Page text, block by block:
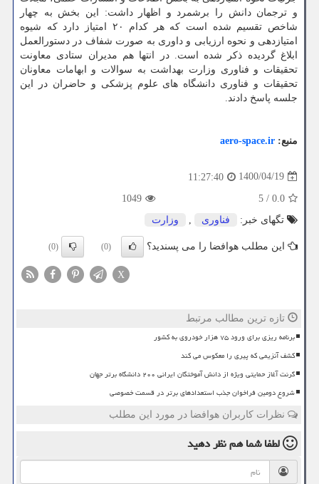
و ترجمان دانش را برشمرد و اظهار داشت: این بخش به چهار
شاخص تقسیم شده است که هر کدام ۲۰ امتیاز دارد که شیوه
امتیازدهی و نحوه ارزیابی و داوری به صورت شفاف در دستورالعمل
ابلاغ گردیده ذکر شده است. در انتها هم مدیران ستادی معاونت
تحقیقات و فناوری وزارت بهداشت به سوالات و ابهامات معاونان
تحقیقات و فناوری دانشگاه های علوم پزشکی و حاضران در این
جلسه پاسخ دادند.
منبع: aero-space.ir
1400/04/19
11:27:40
0.0
/
5
1049
تگهای خبر:
فناوری , وزارت
این مطلب هوافضا را می پسندید؟ (0)
(0)
X
تازه ترین مطالب مرتبط
برنامه ریزی برای ورود ۷۵ هزار خودروی به کشور
کشف آنزیمی که پیری را معکوس می کند
گرنت آغاز حمایتی ویژه از دانش آموختگان ایرانی ۲۰۰ دانشگاه برتر جهان
شروع دومین فراخوان جذب استعدادهای برتر در قسمت خصوصی
نظرات کاربران هوافضا در مورد این مطلب
لطفا شما همنظر دهید